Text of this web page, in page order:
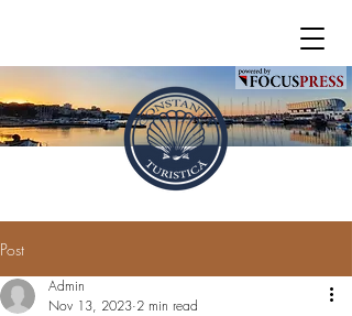
Post
Admin
Nov 13, 2023 2 min read